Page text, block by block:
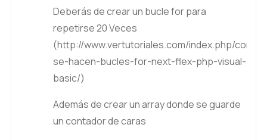
Deberás de crear un bucle for para
repetirse 20 Veces
(http://www.vertutoriales.com/index.php/como-
se-hacen-bucles-for-next-flex-php-visual-
basic/)
Además de crear un array donde se guarde
un contador de caras